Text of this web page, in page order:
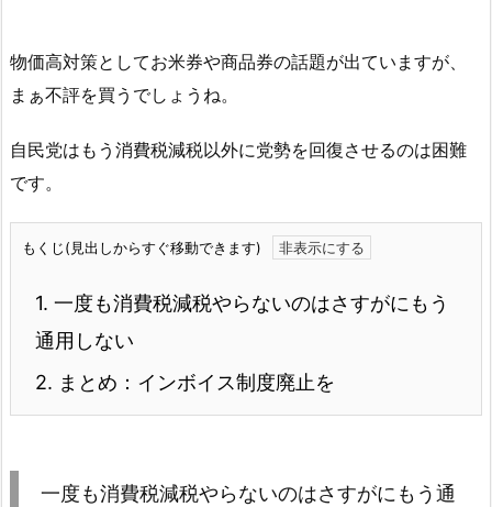
物価高対策としてお米券や商品券の話題が出ていますが、
まぁ不評を買うでしょうね。
自民党はもう消費税減税以外に党勢を回復させるのは困難
です。
もくじ(見出しからすぐ移動できます)
1. 一度も消費税減税やらないのはさすがにもう
通用しない
2. まとめ：インボイス制度廃止を
一度も消費税減税やらないのはさすがにもう通